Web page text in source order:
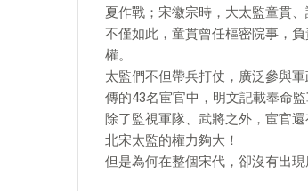
夏作戰；宋徽宗時，大太監童貫
不僅如此，童貫曾任樞密院事，
權。
太監們不但帶兵打仗，廣泛參與
傳的43名宦官中，明文記載奉命監
除了監視軍隊、武將之外，宦官還
北宋太監的權力夠大！
但是為何在整個宋代，卻沒有出